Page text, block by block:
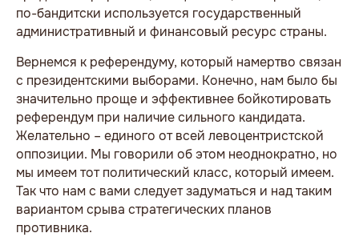
по-бандитски используется государственный
административный и финансовый ресурс страны.
Вернемся к референдуму, который намертво связан
с президентскими выборами. Конечно, нам было бы
значительно проще и эффективнее бойкотировать
референдум при наличие сильного кандидата.
Желательно – единого от всей левоцентристской
оппозиции. Мы говорили об этом неоднократно, но
мы имеем тот политический класс, который имеем.
Так что нам с вами следует задуматься и над таким
вариантом срыва стратегических планов
противника.